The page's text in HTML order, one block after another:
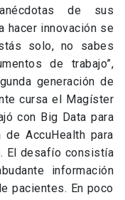
anécdotas de sus
hacer innovación se
solo, no sabes
de trabajo”,
generación de
cursa el Magíster
con Big Data para
AccuHealth para
El desafío consistía
información
pacientes. En poco